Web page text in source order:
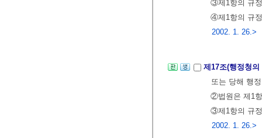
③제1항의 규
④제1항의 규
2002. 1. 26.>
제17조(행정청
또는 당해 행
②법원은 제1
③제1항의 규
2002. 1. 26.>